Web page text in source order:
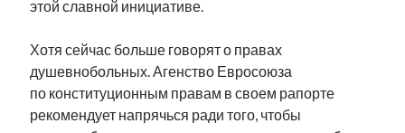
этой славной инициативе.
Хотя сейчас больше говорят о правах
душевнобольных. Агенство Евросоюза
по конституционным правам в своем рапорте
рекомендует напрячься ради того, чтобы